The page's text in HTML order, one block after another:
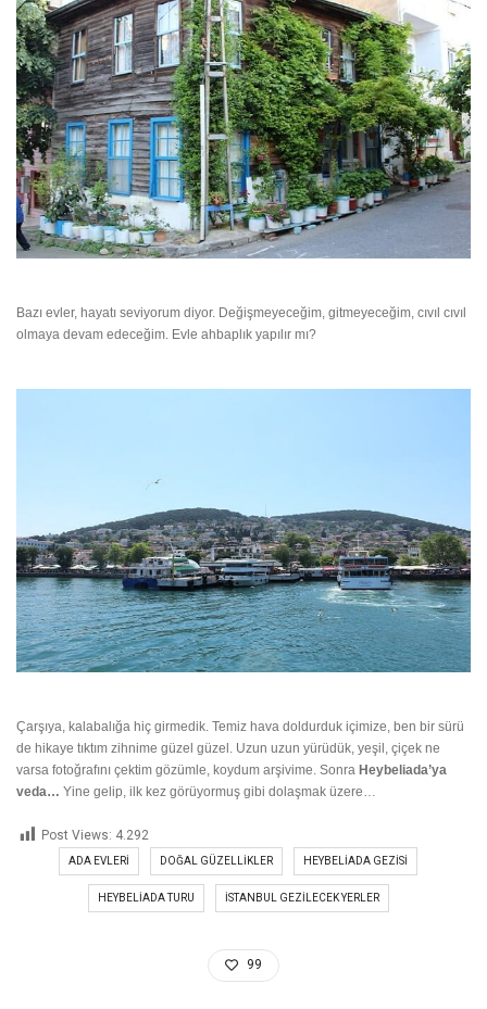
Bazı evler, hayatı seviyorum diyor. Değişmeyeceğim, gitmeyeceğim, cıvıl cıvıl
olmaya devam edeceğim. Evle ahbaplık yapılır mı?
Çarşıya, kalabalığa hiç girmedik. Temiz hava doldurduk içimize, ben bir sürü
de hikaye tıktım zihnime güzel güzel. Uzun uzun yürüdük, yeşil, çiçek ne
varsa fotoğrafını çektim gözümle, koydum arşivime. Sonra Heybeliada’ya
veda… Yine gelip, ilk kez görüyormuş gibi dolaşmak üzere…
Post Views: 4.292
ADA EVLERI DOĞAL GÜZELLIKLER HEYBELIADA GEZISI
HEYBELIADA TURU İSTANBUL GEZILECEK YERLER
99